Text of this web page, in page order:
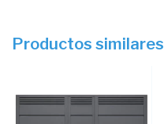
Productos similares